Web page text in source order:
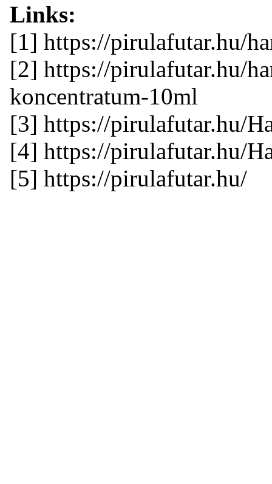
Links:
[1] https://pirulafutar.hu/
[2] https://pirulafutar.hu/
koncentratum-10ml
[3] https://pirulafutar.hu/
[4] https://pirulafutar.hu/
[5] https://pirulafutar.hu/